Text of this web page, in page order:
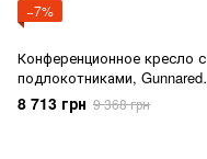
−7%
Конференционное кресло с
подлокотниками, Gunnared
красно-оранжево-белое
LANGFJALL / 995.077.26
8 713 грн 9 368 грн